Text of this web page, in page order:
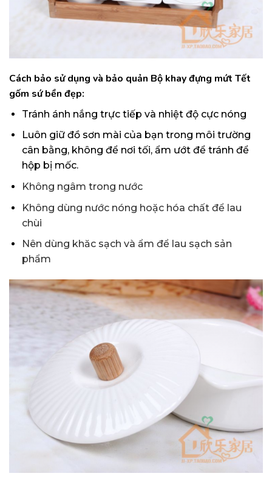
Cách bảo sử dụng và bảo quản Bộ khay đựng mứt Tết
gốm sứ bền đẹp:
Tránh ánh nắng trực tiếp và nhiệt độ cực nóng
Luôn giữ đồ sơn mài của bạn trong môi trường
cân bằng, không để nơi tối, ẩm ướt để tránh để
hộp bị mốc.
Không ngâm trong nước
Không dùng nước nóng hoặc hóa chất để lau
chùi
Nên dùng khăc sạch và ẩm để lau sạch sản
phẩm